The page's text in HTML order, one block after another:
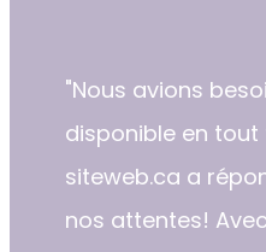
"​Nous avions
disponible en tout
siteweb.ca a
nos attentes!